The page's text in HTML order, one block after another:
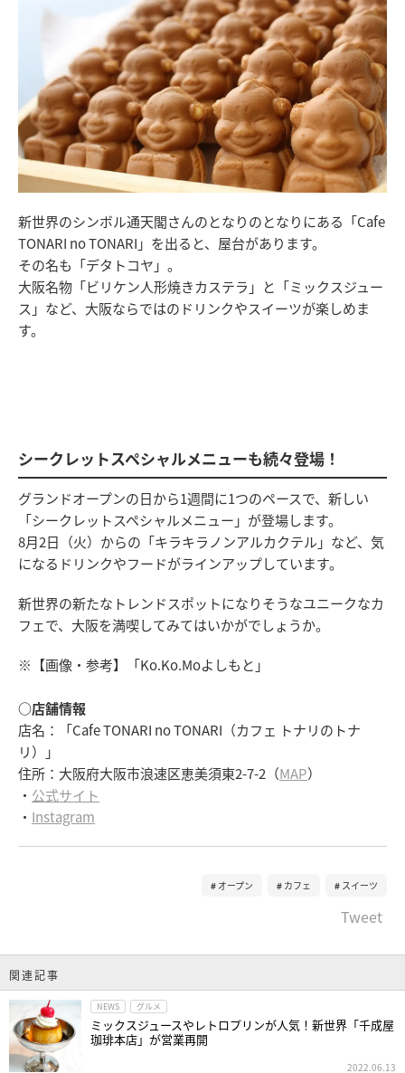
新世界のシンボル通天閣さんのとなりのとなりにある「Cafe
TONARI no TONARI」を出ると、屋台があります。
その名も「デタトコヤ」。
大阪名物「ビリケン人形焼きカステラ」と「ミックスジュー
ス」など、大阪ならではのドリンクやスイーツが楽しめま
す。
シークレットスペシャルメニューも続々登場！
グランドオープンの日から1週間に1つのペースで、新しい
「シークレットスペシャルメニュー」が登場します。
8月2日（火）からの「キラキラノンアルカクテル」など、気
になるドリンクやフードがラインアップしています。
新世界の新たなトレンドスポットになりそうなユニークなカ
フェで、大阪を満喫してみてはいかがでしょうか。
※【画像・参考】「Ko.Ko.Moよしもと」
○店舗情報
店名：「Cafe TONARI no TONARI（カフェ トナリのトナ
リ）」
住所：大阪府大阪市浪速区恵美須東2-7-2（MAP）
・ 公式サイト
・ Instagram
オープン カフェ スイーツ
Tweet
関連記事
NEWS グルメ
ミックスジュースやレトロプリンが人気！新世界「千成屋
珈琲本店」が営業再開
2022.06.13